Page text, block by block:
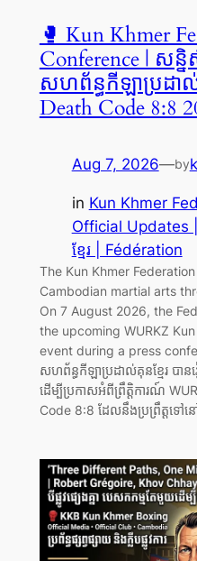
🥊 Kun Khmer
Conference | សន្
សហព័ន្ធកីឡាប្រដា
Death Code 8:8
Aug 7, 2026—by
in Kun Khmer
Official Updates
ខ្មែរ | Fédération
The Kun Khmer
Cambodian martial arts
On 7 August 2026, the
the upcoming WURKZ
event during a press
សហព័ន្ធកីឡាប្រដាល់គុនខ្មែរ បាន
ដើម្បីប្រកាសអំពីព្រឹត្តិការណ៍
Code 8:8 ដែលនឹងប្រព្រឹត្តទៅ